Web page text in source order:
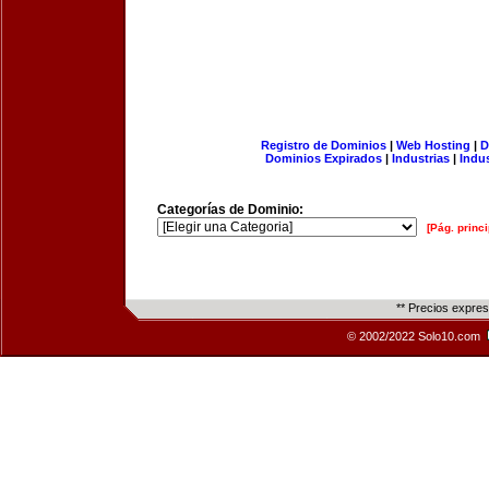
Registro de Dominios| Web Hosting |
Dominios Expirados | Industrias |
Categorías de Dominio:
[Pág.
** Precios
© 2002/2022 Solo10.com